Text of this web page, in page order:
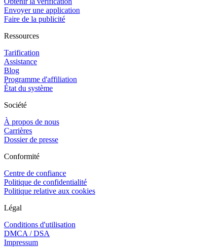
Envoyer une application
Faire de la publicité
Ressources
Tarification
Assistance
Blog
Programme d'affiliation
État du système
Société
À propos de nous
Carrières
Dossier de presse
Conformité
Centre de confiance
Politique de confidentialité
Politique relative aux cookies
Légal
Conditions d'utilisation
DMCA / DSA
Impressum